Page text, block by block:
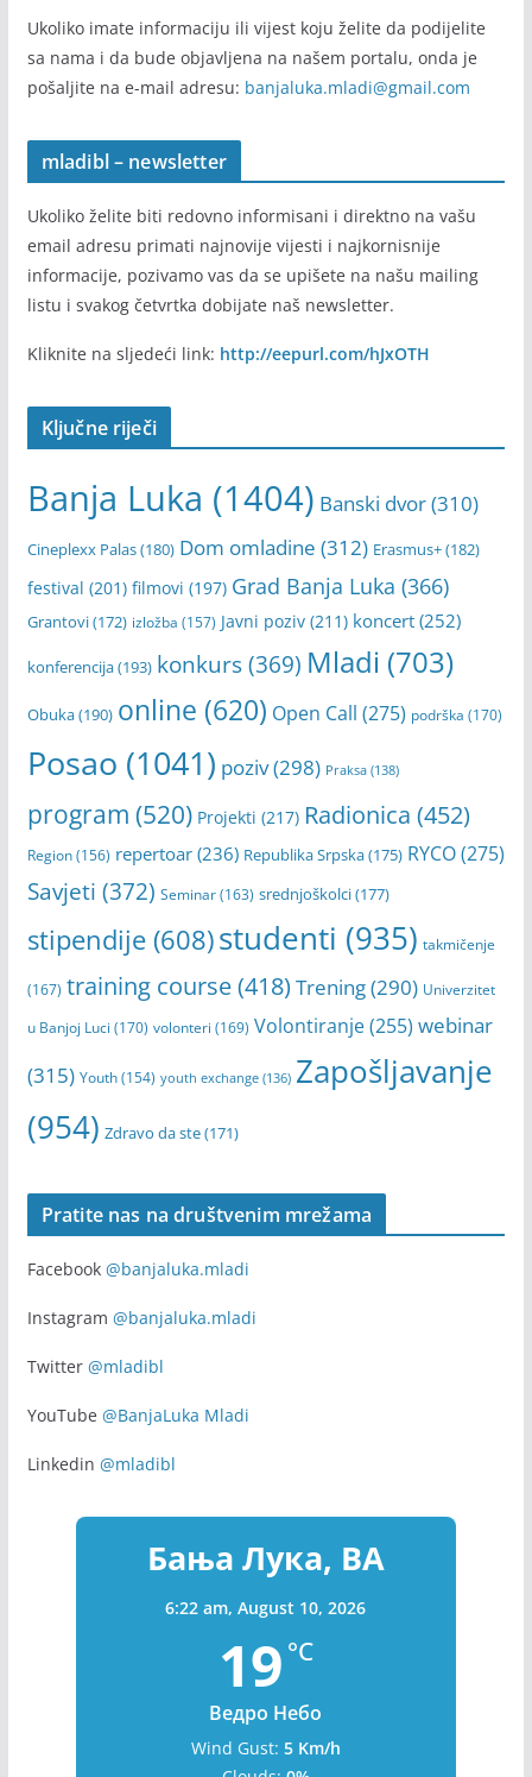
Ukoliko imate informaciju ili vijest koju želite da podijelite
sa nama i da bude objavljena na našem portalu, onda je
pošaljite na e-mail adresu: banjaluka.mladi@gmail.com
mladibl – newsletter
Ukoliko želite biti redovno informisani i direktno na vašu
email adresu primati najnovije vijesti i najkornisnije
informacije, pozivamo vas da se upišete na našu mailing
listu i svakog četvrtka dobijate naš newsletter.
Kliknite na sljedeći link: http://eepurl.com/hJxOTH
Ključne riječi
Banja Luka (1404) Banski dvor(310)
Cineplexx Palas(180) Dom omladine (312) Erasmus+(182)
festival (201) filmovi (197) Grad Banja Luka (366)
Grantovi(172) izložba (157) Javni poziv(211) koncert(252)
konferencija(193) konkurs(369) Mladi (703)
Obuka(190) online (620) Open Call (275) podrška (170)
Posao (1041) poziv(298) Praksa(138)
program (520) Projekti (217) Radionica (452)
Region(156) repertoar(236) Republika Srpska(175) RYCO(275)
Savjeti (372) Seminar(163) srednjoškolci(177)
stipendije(608)studenti (935) takmičenje
(167) training course(418) Trening(290) Univerzitet
u Banjoj Luci (170) volonteri (169) Volontiranje(255) webinar
(315) Youth(154) youth exchange(136) Zapošljavanje
(954) Zdravo da ste(171)
Pratite nas na društvenim mrežama
Facebook @banjaluka.mladi
Instagram @banjaluka.mladi
Twitter @mladibl
YouTube @BanjaLuka Mladi
Linkedin @mladibl
Бања Лука, BA
6:22 am,August 10, 2026
19 °C
Ведро Небо
Wind Gust: 5 Km/h